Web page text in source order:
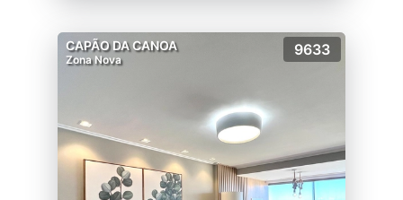
CAPÃO DA CANOA
Zona Nova
9633